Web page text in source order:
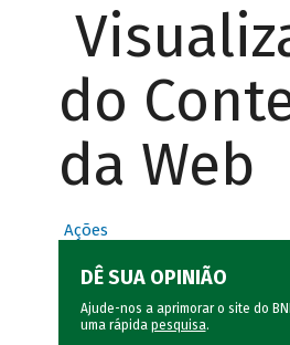
do
da Web
Ações
DÊ SUA OPINIÃO
Ajude-nos a aprimorar o site do
uma rápida pesquisa.